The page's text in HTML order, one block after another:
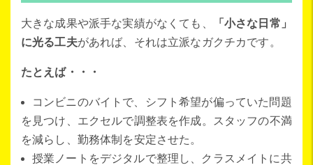
大きな成果や派手な実績がなくても、
「小さな日常」
に光る工夫があれば、それは立派なガクチカです。
たとえば・・・
コンビニのバイトで、シフト希望が偏っていた問題
を見つけ、エクセルで調整表を作成。スタッフの不満
を減らし、勤務体制を安定させた。
授業ノートをデジタルで整理し、クラスメイトに共